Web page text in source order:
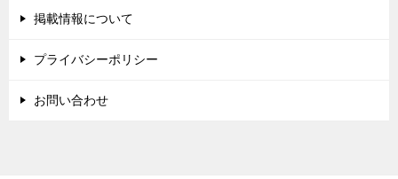
掲載情報について
プライバシーポリシー
お問い合わせ